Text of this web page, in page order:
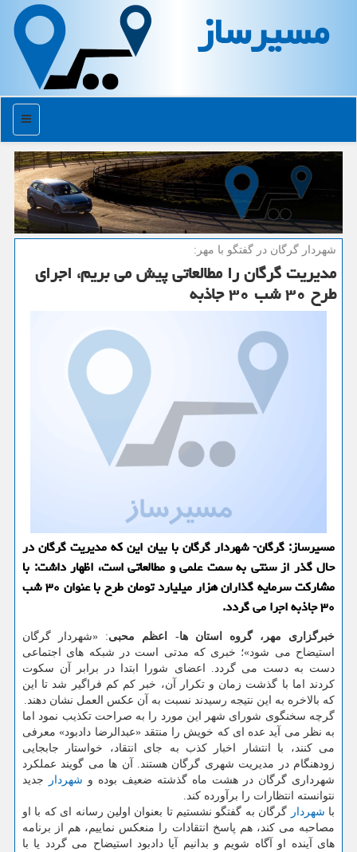
مسیرساز
منو
شهردار گرگان در گفتگو با مهر:
مدیریت گرگان را مطالعاتی پیش می بریم، اجرای
طرح ۳۰ شب ۳۰ جاذبه
مسیرساز: گرگان- شهردار گرگان با بیان این كه مدیریت گرگان در
حال گذر از سنتی به سمت علمی و مطالعاتی است، اظهار داشت: با
مشاركت سرمایه گذاران هزار میلیارد تومان طرح با عنوان ۳۰ شب
۳۰ جاذبه اجرا می گردد.
خبرگزاری مهر، گروه استان ها- اعظم محبی: «شهردار گرگان
استیضاح می شود»؛ خبری كه مدتی است در شبكه های اجتماعی
دست به دست می گردد. اعضای شورا ابتدا در برابر آن سكوت
كردند اما با گذشت زمان و تكرار آن، خبر كم كم فراگیر شد تا این
كه بالاخره به این نتیجه رسیدند نسبت به آن عكس العمل نشان دهند.
گرچه سخنگوی شورای شهر این مورد را به صراحت تكذیب نمود اما
به نظر می آید عده ای كه خویش را منتقد «عبدالرضا دادبود» معرفی
می كنند، با انتشار اخبار كذب به جای انتقاد، خواستار جابجایی
زودهنگام در مدیریت شهری گرگان هستند. آن ها می گویند عملكرد
شهرداری گرگان در هشت ماه گذشته ضعیف بوده و شهردار
جدید
نتوانسته انتظارات را برآورده كند.
با شهردار گرگان به گفتگو نشستیم تا بعنوان اولین رسانه ای كه با او
مصاحبه می كند، هم پاسخ انتقادات را منعكس نماییم، هم از برنامه
های آینده او آگاه شویم و بدانیم آیا دادبود استیضاح می گردد یا با